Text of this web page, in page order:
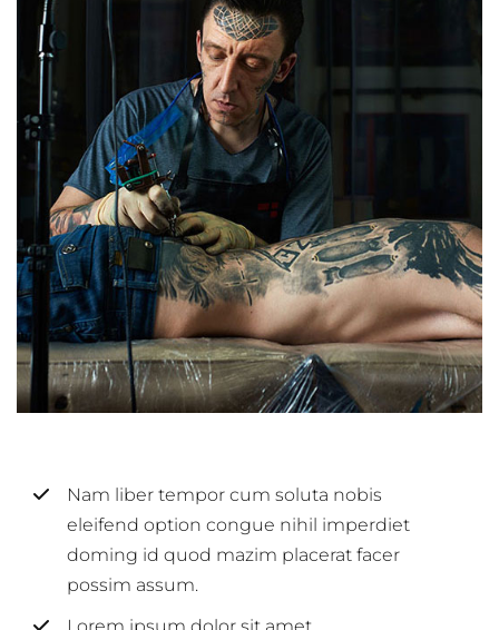
Nam liber tempor cum soluta nobis
eleifend option congue nihil imperdiet
doming id quod mazim placerat facer
possim assum.